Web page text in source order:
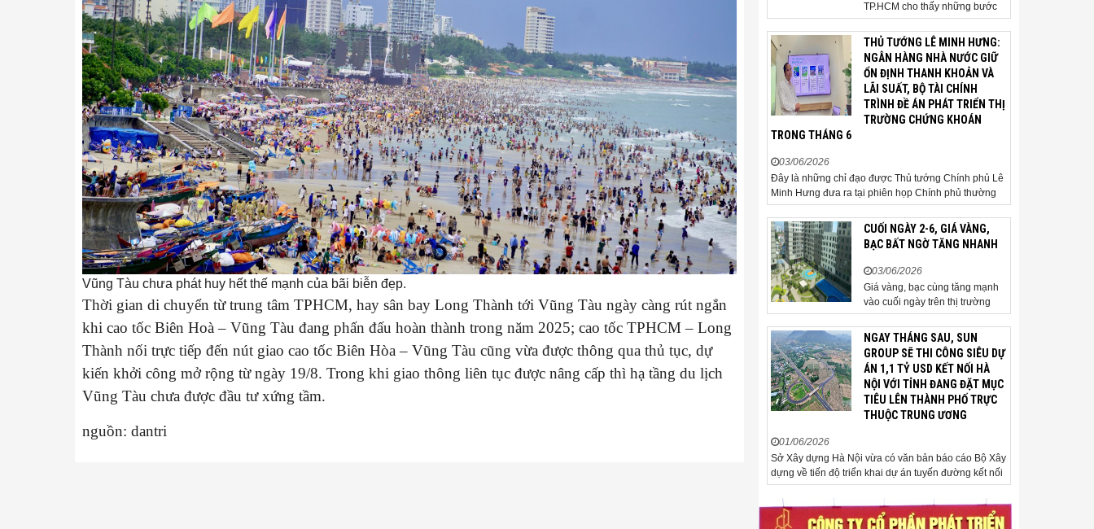
Vũng Tàu chưa phát huy hết thế mạnh của bãi biễn đẹp.
Thời gian di chuyển từ trung tâm TPHCM, hay sân bay Long Thành tới Vũng Tàu ngày càng rút ngắn
khi cao tốc Biên Hoà – Vũng Tàu đang phấn đấu hoàn thành trong năm 2025; cao tốc TPHCM – Long
Thành nối trực tiếp đến nút giao cao tốc Biên Hòa – Vũng Tàu cũng vừa được thông qua thủ tục, dự
kiến khởi công mở rộng từ ngày 19/8. Trong khi giao thông liên tục được nâng cấp thì hạ tầng du lịch
Vũng Tàu chưa được đầu tư xứng tầm.
nguồn: dantri
TP.HCM cho thấy những bước
ngoặt của thị trường thường bắt
đầu từ hạ tầng. Khi các tuyến
kết nối liên vùng đồng loạt tăng
tốc, cấu trúc phát triển đô thị
đang dần thay đổi, mở ra những
hành lang tăng trưởng mới và
kéo theo quá...
THỦ TƯỚNG LÊ MINH HƯNG:
NGÂN HÀNG NHÀ NƯỚC GIỮ
ỔN ĐỊNH THANH KHOẢN VÀ
LÃI SUẤT, BỘ TÀI CHÍNH
TRÌNH ĐỀ ÁN PHÁT TRIỂN THỊ
TRƯỜNG CHỨNG KHOÁN
TRONG THÁNG 6
03/06/2026
Đây là những chỉ đạo được Thủ tướng Chính phủ Lê
Minh Hưng đưa ra tại phiên họp Chính phủ thường
kỳ tháng 5 năm 2026. Sáng ngày 3/6, Ủy viên Bộ
Chính trị, Bí thư Đảng ủy Chính phủ, Thủ tướng
Chính phủ Lê Minh Hưng đã chủ trì phiên họp Chính
phủ thường...
CUỐI NGÀY 2-6, GIÁ VÀNG,
BẠC BẤT NGỜ TĂNG NHANH
03/06/2026
Giá vàng, bạc cùng tăng mạnh
vào cuối ngày trên thị trường
quốc tế. Giá vàng thế giới vượt
4.500 USD/ounce. Cuối ngày 2-
6, giá vàng hôm nay trên thị
trường quốc tế được giao dịch ở
mức 4.520 USD/ounce, tăng
khoảng 35 USD/ounce so với
buổi sáng. Trong phiên, có thời
điểm giá vàng...
NGAY THÁNG SAU, SUN
GROUP SẼ THI CÔNG SIÊU DỰ
ÁN 1,1 TỶ USD KẾT NỐI HÀ
NỘI VỚI TỈNH ĐANG ĐẶT MỤC
TIÊU LÊN THÀNH PHỐ TRỰC
THUỘC TRUNG ƯƠNG
01/06/2026
Sở Xây dựng Hà Nội vừa có văn bản báo cáo Bộ Xây
dựng về tiến độ triển khai dự án tuyến đường kết nối
sân bay Gia Bình với Thủ đô Hà Nội. Đến nay, công
tác giải phóng mặt bằng và chuẩn bị đầu tư của dự
án đã ghi nhận nhiều kết...
HOÀN THÀNH
Đăng ký tư vấn trực tiếp 24/7:0835182528 -
0819151818